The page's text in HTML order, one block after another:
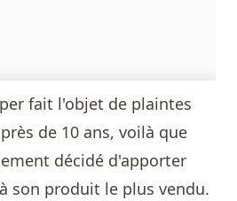
fait l'objet de plaintes
de 10 ans, voilà que
décidé d'apporter
son produit le plus vendu.